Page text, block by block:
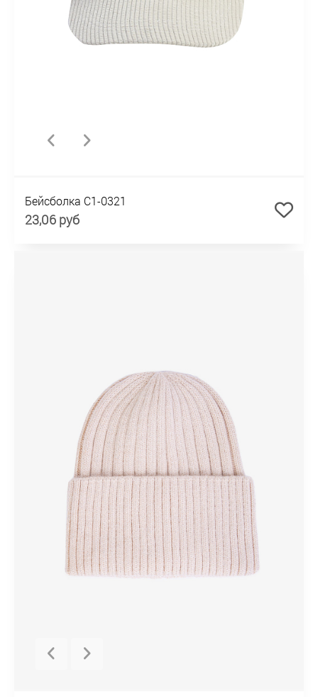
Бейсболка C1-0321
23,06 руб